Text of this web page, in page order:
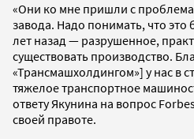
«Они ко мне пришли с
завода. Надо понимать, что
лет назад — разрушенное,
существовать производство.
«Трансмашхолдингом»] у нас в
тяжелое транспортное
ответу Якунина на вопрос
своей правоте.